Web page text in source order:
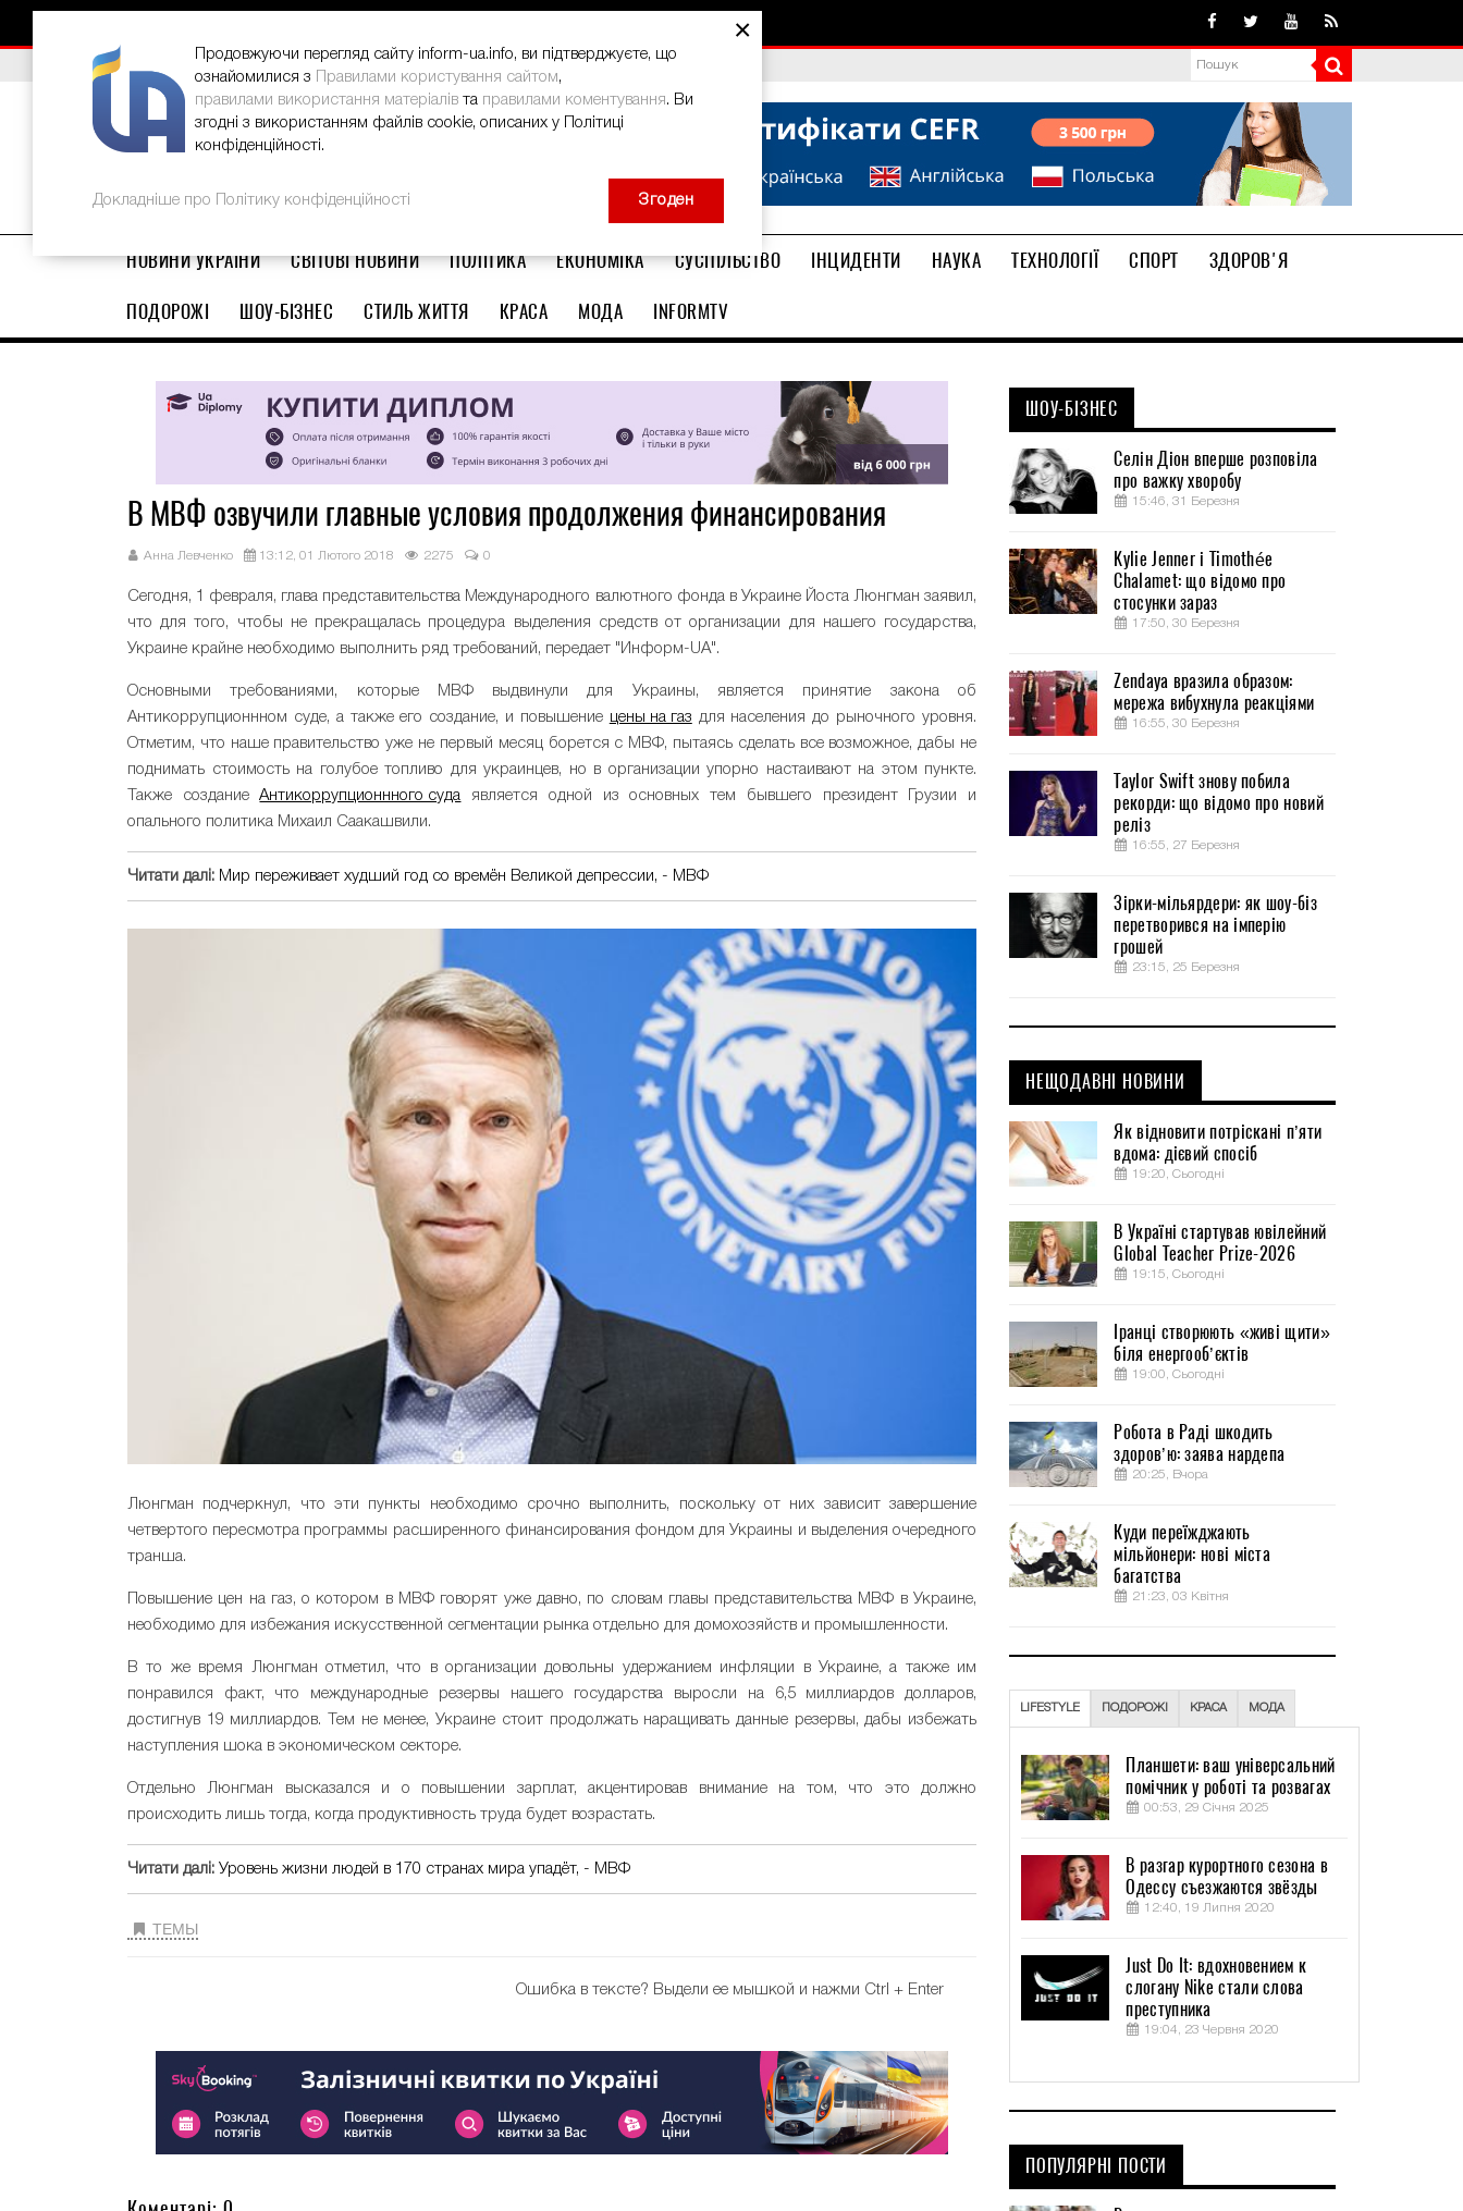
ВИБІР РЕДАКЦІЇ В Україні стартував ювілейний Global Teacher Prize-2026
НОВИНИ УКРАЇНИ СВІТОВІ НОВИНИ ПОЛІТИКА ЕКОНОМІКА СУСПІЛЬСТВО ІНЦИДЕНТИ НАУКА ТЕХНОЛОГІЇ СПОРТ
ЗДОРОВ'Я
ПОДОРОЖІ
ШОУ-БІЗНЕС СТИЛЬ ЖИТТЯ КРАСА МОДА INFORMTV
В МВФ озвучили главные условия продолжения финансирования
Анна Левченко 13:12, 01 Лютого 2018 2275 0
Сегодня, 1 февраля, глава представительства Международного валютного фонда в Украине Йоста Люнгман заявил,
что для того, чтобы не прекращалась процедура выделения средств от организации для нашего государства,
Украине крайне необходимо выполнить ряд требований, передает "Информ-UA".
Основными требованиями, которые МВФ выдвинули для Украины, является принятие закона об
Антикоррупционнном суде, а также его создание, и повышение цены на газ для населения до рыночного уровня.
Отметим, что наше правительство уже не первый месяц борется с МВФ, пытаясь сделать все возможное, дабы не
поднимать стоимость на голубое топливо для украинцев, но в организации упорно настаивают на этом пункте.
Также созданиеАнтикоррупционнного суда является одной из основных тем бывшего президент Грузии и
опального политика Михаил Саакашвили.
Читати далі: Мир переживает худший год со времён Великой депрессии, - МВФ
Люнгман подчеркнул, что эти пункты необходимо срочно выполнить, поскольку от них зависит завершение
четвертого пересмотра программы расширенного финансирования фондом для Украины и выделения очередного
транша.
Повышение цен на газ, о котором в МВФ говорят уже давно, по словам главы представительства МВФ в Украине,
необходимо для избежания искусственной сегментации рынка отдельно для домохозяйств и промышленности.
В то же время Люнгман отметил, что в организации довольны удержанием инфляции в Украине, а также им
понравился факт, что международные резервы нашего государства выросли на 6,5 миллиардов долларов,
достигнув 19 миллиардов. Тем не менее, Украине стоит продолжать наращивать данные резервы, дабы избежать
наступления шока в экономическом секторе.
Отдельно Люнгман высказался и о повышении зарплат, акцентировав внимание на том, что это должно
происходить лишь тогда, когда продуктивность труда будет возрастать.
Читати далі: Уровень жизни людей в 170 странах мира упадёт, - МВФ
ТЕМЫ
Ошибка в тексте? Выдели ее мышкой и нажми Ctrl + Enter
ШОУ-БІЗНЕС
Селін Діон вперше розповіла
про важку хворобу
15:46, 31 Березня
Kylie Jenner і Timothée
Chalamet: що відомо про
стосунки зараз
17:50, 30 Березня
Zendaya вразила образом:
мережа вибухнула реакціями
16:55, 30 Березня
Taylor Swift знову побила
рекорди: що відомо про новий
реліз
16:55, 27 Березня
Зірки-мільярдери: як шоу-біз
перетворився на імперію
грошей
23:15, 25 Березня
НЕЩОДАВНІ НОВИНИ
Як відновити потріскані п’яти
вдома: дієвий спосіб
19:20, Сьогодні
В Україні стартував ювілейний
Global Teacher Prize-2026
19:15, Сьогодні
Іранці створюють «живі щити»
біля енергооб’єктів
19:00, Сьогодні
Робота в Раді шкодить
здоров’ю: заява нардепа
20:25, Вчора
Куди переїжджають
мільйонери: нові міста
багатства
21:23, 03 Квітня
LIFESTYLE ПОДОРОЖІ КРАСА МОДА
Планшети: ваш універсальний
помічник у роботі та розвагах
00:53, 29 Січня 2025
В разгар курортного сезона в
Одессу съезжаются звёзды
12:40, 19 Липня 2020
Just Do It: вдохновением к
слогану Nike стали слова
преступника
19:04, 23 Червня 2020
ПОПУЛЯРНІ ПОСТИ
×
Продовжуючи перегляд сайту inform-ua.info, ви підтверджуєте, що
ознайомилися з
Правилами користування сайтом,
правилами використання матеріалів та правилами коментування. Ви
згодні з використанням файлів cookie, описаних у Політиці
конфіденційності.
Докладніше про Політику конфіденційності Згоден